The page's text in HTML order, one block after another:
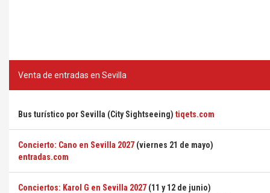
Venta de entradas en Sevilla
Bus turístico por Sevilla (City Sightseeing) tiqets.com
Concierto: Cano en Sevilla 2027 (viernes 21 de mayo)
entradas.com
Conciertos: Karol G en Sevilla 2027 (11 y 12 de junio)